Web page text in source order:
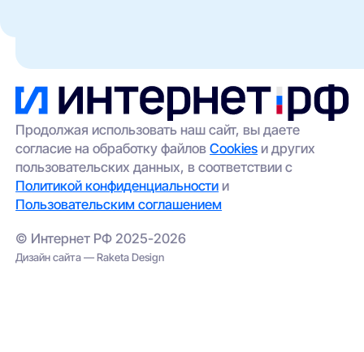
удалённых участков.
оставить заявку через наш сайт — мы
передадим её провайдерам;
выбрать альтернативный вариант
(например, беспроводной интернет);
проверить соседние адреса — иногда
сеть проведена в соседнем корпусе.
Продолжая использовать наш сайт, вы даете
согласие на обработку файловCookies и других
пользовательских данных, в соответствии с
Политикой конфиденциальности и
Пользовательским соглашением
© Интернет РФ 2025-2026
Дизайн сайта — Raketa Design